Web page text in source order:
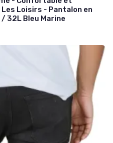
Loisirs - Pantalon en
32L Bleu Marine